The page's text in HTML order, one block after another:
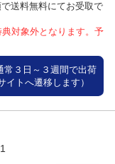
送料無料にてお受取で
対象外となります。予
常３日～３週間で出荷
イトへ遷移します）